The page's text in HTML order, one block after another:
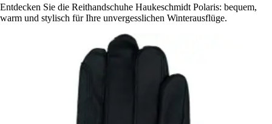
Entdecken Sie die Reithandschuhe Haukeschmidt Polaris: bequem,
warm und stylisch für Ihre unvergesslichen Winterausflüge.